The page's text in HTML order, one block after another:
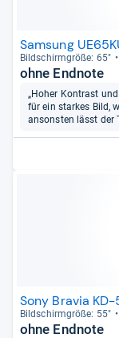
Samsung
Bild­schirm­größe: 65"
ohne Endnote
„Hoher Kontrast
für ein starkes Bild,
ansonsten lässt der
Sony Bravia
Bild­schirm­größe: 55"
ohne Endnote